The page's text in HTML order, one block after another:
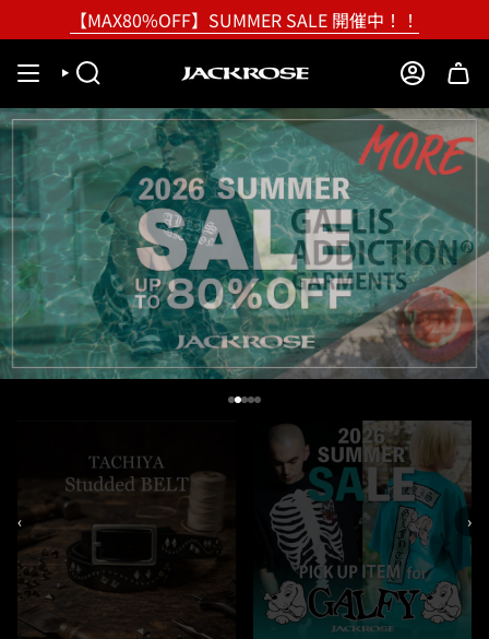
【MAX80%OFF】SUMMER SALE 開催中！！
SEARCH ACCOUNT
‹ ›